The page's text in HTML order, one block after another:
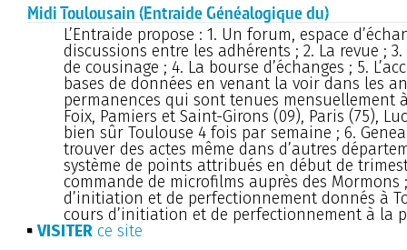
Midi Toulousain (Entraide Généalogique du)
L’Entraide propose : 1. Un forum, espace
discussions entre les adhérents ; 2. La revue ;
de cousinage ; 4. La bourse d’échanges ; 5.
bases de données en venant la voir dans les
permanences qui sont tenues mensuellement
Foix, Pamiers et Saint-Girons (09), Paris (75),
bien sûr Toulouse 4 fois par semaine ; 6.
trouver des actes même dans d’autres
système de points attribués en début de
commande de microfilms auprès des Mormons
d’initiation et de perfectionnement donnés à
cours d’initiation et de perfectionnement à la
VISITER ce site